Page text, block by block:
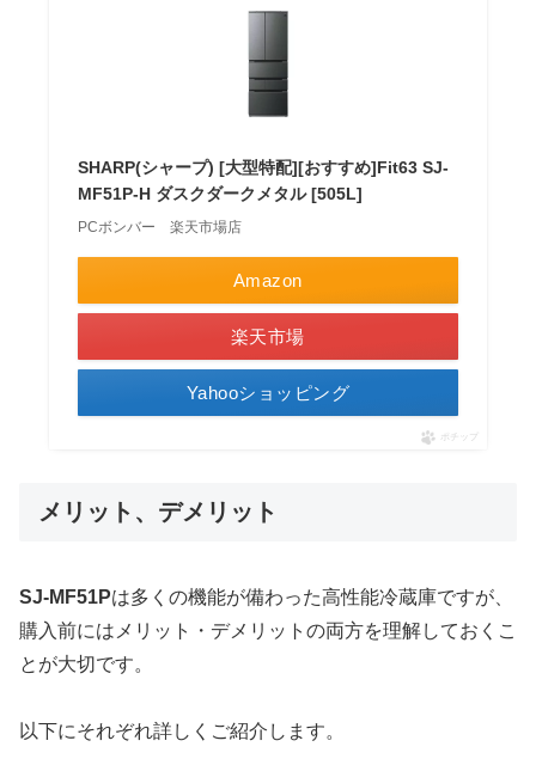
SHARP(シャープ) [大型特配][おすすめ]Fit63 SJ-
MF51P-H ダスクダークメタル [505L]
PCボンバー 楽天市場店
Amazon
楽天市場
Yahooショッピング
ポチップ
メリット、デメリット
SJ-MF51Pは多くの機能が備わった高性能冷蔵庫ですが、
購入前にはメリット・デメリットの両方を理解しておくこ
とが大切です。
以下にそれぞれ詳しくご紹介します。